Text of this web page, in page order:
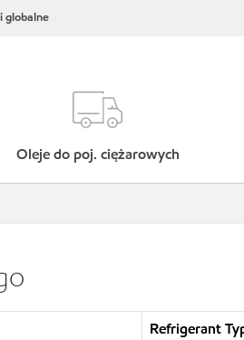
globalne
Oleje do poj. ciężarowych
Refrigerant